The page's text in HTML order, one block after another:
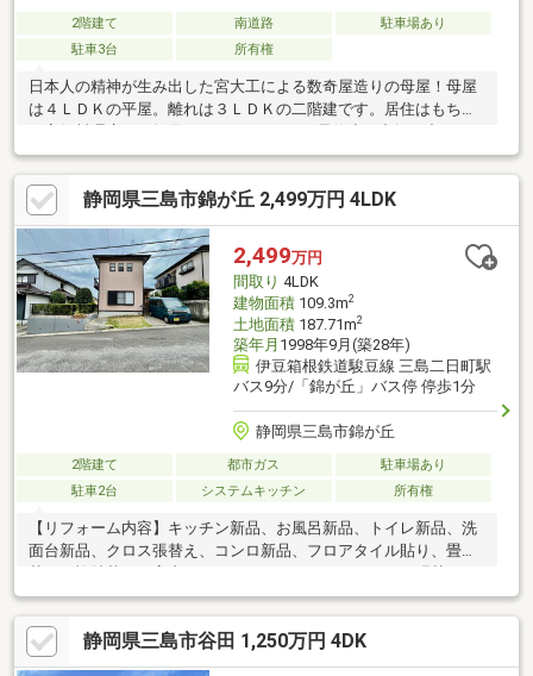
2階建て 南道路
駐車場あり
駐車3台
所有権
日本人の精神が生み出した宮大工による数奇屋造りの母屋！母屋
は４ＬＤＫの平屋。離れは３ＬＤＫの二階建です。居住はもちろ
LDK+３LDK+S■茶室・倉庫あり■契約不適合責任：免責■現況渡し
静岡県三島市錦が丘 2,499万円 4LDK
2,499万円
間取り 4LDK
建物面積109.3m2
土地面積187.71m2
築年月 1998年9月(築28年)
伊豆箱根鉄道駿豆線 三島二日町駅
バス9分/「錦が丘」バス停 停歩1分
静岡県三島市錦が丘
2階建て 都市ガス
駐車場あり
駐車2台
システムキッチン 所有権
【リフォーム内容】キッチン新品、お風呂新品、トイレ新品、洗
面台新品、クロス張替え、コンロ新品、フロアタイル貼り、畳表
白蟻点検、建具交換都市ガス・本下水で経済的に安心♪外立水栓付
き♪５６.７８坪の広々とした敷地面積♪前面道路幅員が８ｍで車の
入出庫がラクチン♪主要道路へのアクセス良好♪弊社のモットーは
【正直でクリーンな不動産屋】です♪年中無休の為、日時を問わず
静岡県三島市谷田 1,250万円 4DK